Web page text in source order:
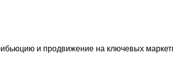
и продвижение на ключевых